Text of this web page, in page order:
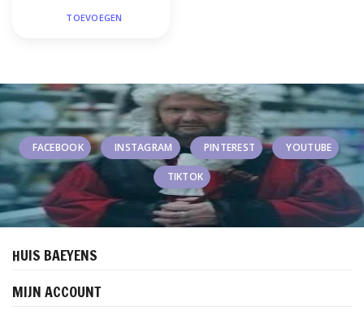
TOEVOEGEN
FACEBOOK INSTAGRAM PINTEREST YOUTUBE
TIKTOK
HUIS BAEYENS
MIJN ACCOUNT